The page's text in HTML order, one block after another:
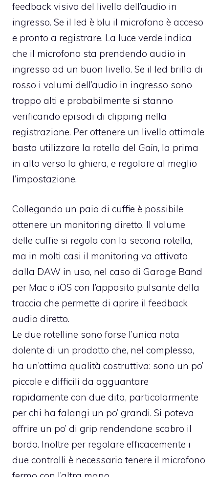
feedback visivo del livello dell’audio in
ingresso. Se il led è blu il microfono è acceso
e pronto a registrare. La luce verde indica
che il microfono sta prendendo audio in
ingresso ad un buon livello. Se il led brilla di
rosso i volumi dell’audio in ingresso sono
troppo alti e probabilmente si stanno
verificando episodi di clipping nella
registrazione. Per ottenere un livello ottimale
basta utilizzare la rotella del Gain, la prima
in alto verso la ghiera, e regolare al meglio
l’impostazione.
Collegando un paio di cuffie è possibile
ottenere un monitoring diretto. Il volume
delle cuffie si regola con la secona rotella,
ma in molti casi il monitoring va attivato
dalla DAW in uso, nel caso di Garage Band
per Mac o iOS con l’apposito pulsante della
traccia che permette di aprire il feedback
audio diretto.
Le due rotelline sono forse l’unica nota
dolente di un prodotto che, nel complesso,
ha un’ottima qualità costruttiva: sono un po’
piccole e difficili da agguantare
rapidamente con due dita, particolarmente
per chi ha falangi un po’ grandi. Si poteva
offrire un po’ di grip rendendone scabro il
bordo. Inoltre per regolare efficacemente i
due controlli è necessario tenere il microfono